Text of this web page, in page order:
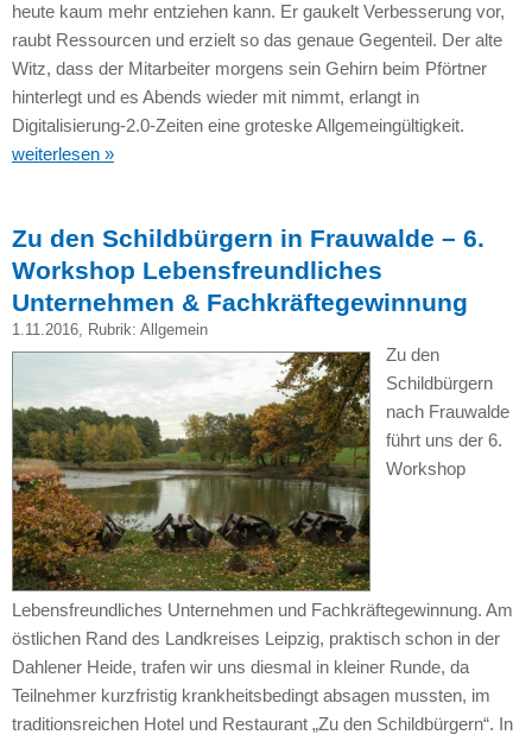
heute kaum mehr entziehen kann. Er gaukelt Verbesserung vor,
raubt Ressourcen und erzielt so das genaue Gegenteil. Der alte
Witz, dass der Mitarbeiter morgens sein Gehirn beim Pförtner
hinterlegt und es Abends wieder mit nimmt, erlangt in
Digitalisierung-2.0-Zeiten eine groteske Allgemeingültigkeit.
weiterlesen »
Zu den Schildbürgern in Frauwalde – 6.
Workshop Lebensfreundliches
Unternehmen & Fachkräftegewinnung
1.11.2016, Rubrik: Allgemein
Zu den
Schildbürgern
nach Frauwalde
führt uns der 6.
Workshop
Lebensfreundliches Unternehmen und Fachkräftegewinnung. Am
östlichen Rand des Landkreises Leipzig, praktisch schon in der
Dahlener Heide, trafen wir uns diesmal in kleiner Runde, da
Teilnehmer kurzfristig krankheitsbedingt absagen mussten, im
traditionsreichen Hotel und Restaurant „Zu den Schildbürgern“. In